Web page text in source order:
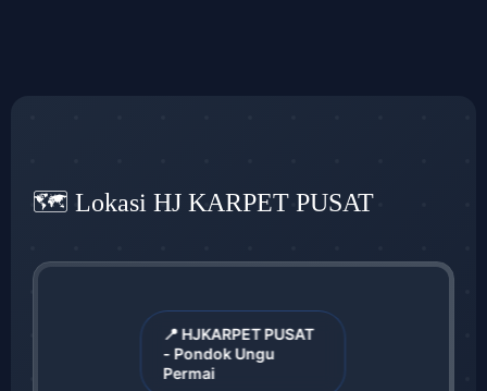
🗺️ Lokasi HJ KARPET PUSAT
📍 HJKARPET PUSAT
- Pondok Ungu
Permai